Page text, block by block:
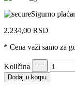
Sigurno
2.234,00 RSD
* Cena važi samo za
Količina
Dodaj u korpu